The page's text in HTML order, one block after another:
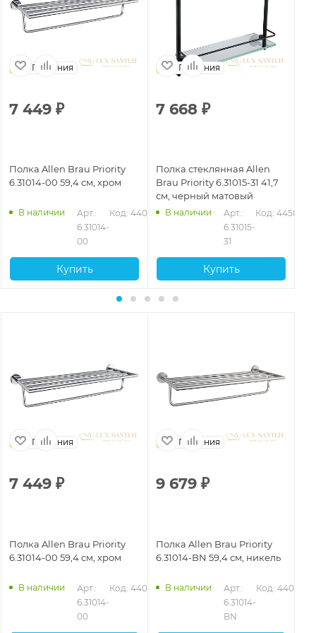
Германия
7 449 ₽
Полка Allen Brau Priority
6.31014-00 59,4 см, хром
В наличии
Арт.:
6.31014-
00
Код: 44074
Купить
Германия
7 668 ₽
Полка стеклянная Allen
Brau Priority 6.31015-31 41,7
см, черный матовый
В наличии
Арт.:
6.31015-
31
Код: 44580
Купить
Германия
7 449 ₽
Полка Allen Brau Priority
6.31014-00 59,4 см, хром
В наличии
Арт.:
6.31014-
00
Код: 44074
Германия
9 679 ₽
Полка Allen Brau Priority
6.31014-BN 59,4 см, никель
В наличии
Арт.:
6.31014-
BN
Код: 44076